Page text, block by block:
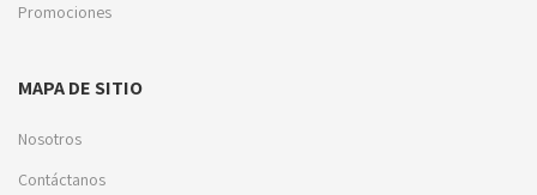
Promociones
MAPA DE SITIO
Nosotros
Contáctanos